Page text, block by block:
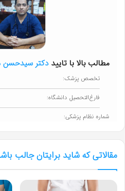
مطالب بالا با تایید دکتر سیدحسن
تخصص پزشک:
فارغ‌التحصیل دانشگاه:
شماره نظام پزشکی:
مقالاتی که شاید برایتان جالب